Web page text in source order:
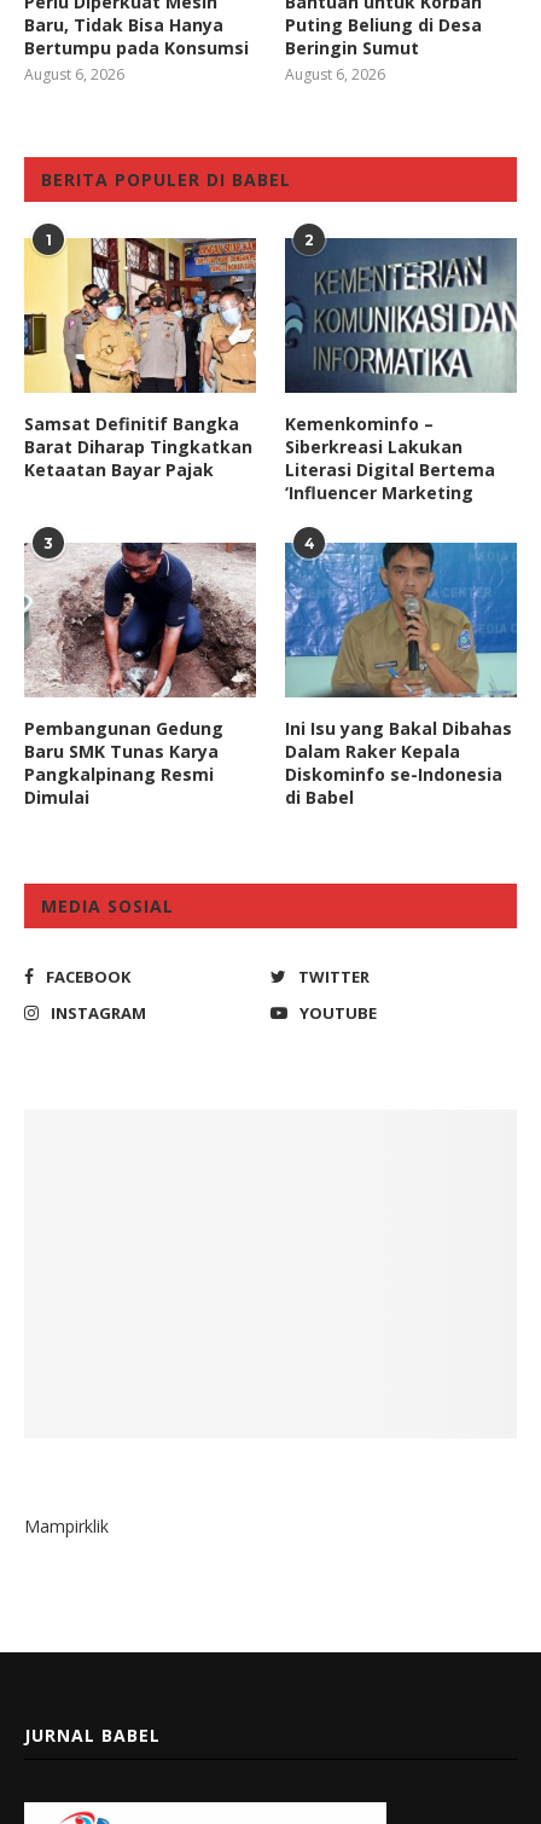
Baru, Tidak Bisa Hanya
Bertumpu pada Konsumsi
August 6, 2026
Puting Beliung di Desa
Beringin Sumut
August 6, 2026
BERITA POPULER DI BABEL
1
Samsat Definitif Bangka
Barat Diharap Tingkatkan
Ketaatan Bayar Pajak
2
Kemenkominfo –
Siberkreasi Lakukan
Literasi Digital Bertema
‘Influencer Marketing
3
Pembangunan Gedung
Baru SMK Tunas Karya
Pangkalpinang Resmi
Dimulai
4
Ini Isu yang Bakal Dibahas
Dalam Raker Kepala
Diskominfo se-Indonesia
di Babel
MEDIA SOSIAL
FACEBOOK
TWITTER
INSTAGRAM
YOUTUBE
Mampirklik
JURNAL BABEL